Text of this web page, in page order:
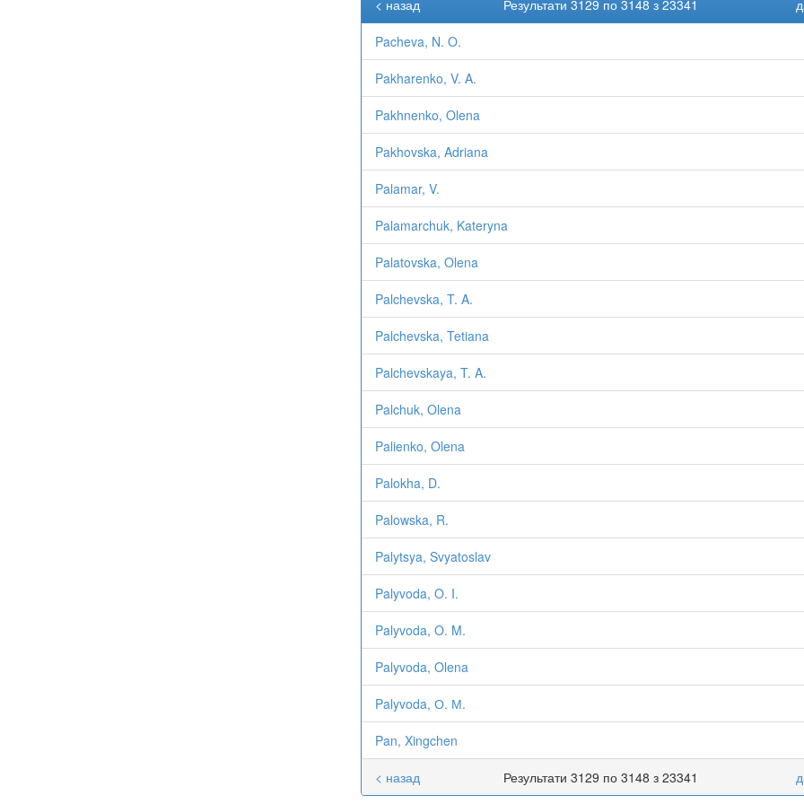
Результати 3129 по 3148 з 23341
< назад
Pacheva, N. O.
Pakharenko, V. A.
Pakhnenko, Olena
Pakhovska, Adriana
Palamar, V.
Palamarchuk, Kateryna
Palatovska, Olena
Palchevska, T. A.
Palchevska, Tetiana
Palchevskaya, T. A.
Palchuk, Olena
Palienko, Olena
Palokha, D.
Palowska, R.
Palytsya, Svyatoslav
Palyvoda, O. I.
Palyvoda, O. M.
Palyvoda, Olena
Palyvoda, О. М.
Pan, Xingchen
Результати 3129 по 3148 з 23341
< назад